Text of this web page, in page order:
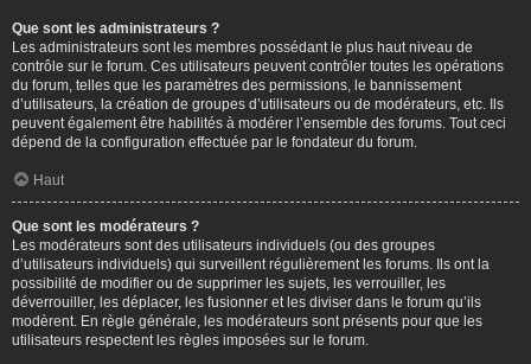
Que sont les administrateurs ?
Les administrateurs sont les membres possédant le plus haut niveau de
contrôle sur le forum. Ces utilisateurs peuvent contrôler toutes les opérations
du forum, telles que les paramètres des permissions, le bannissement
d’utilisateurs, la création de groupes d’utilisateurs ou de modérateurs, etc. Ils
peuvent également être habilités à modérer l’ensemble des forums. Tout ceci
dépend de la configuration effectuée par le fondateur du forum.
Haut
Que sont les modérateurs ?
Les modérateurs sont des utilisateurs individuels (ou des groupes
d’utilisateurs individuels) qui surveillent régulièrement les forums. Ils ont la
possibilité de modifier ou de supprimer les sujets, les verrouiller, les
déverrouiller, les déplacer, les fusionner et les diviser dans le forum qu’ils
modèrent. En règle générale, les modérateurs sont présents pour que les
utilisateurs respectent les règles imposées sur le forum.